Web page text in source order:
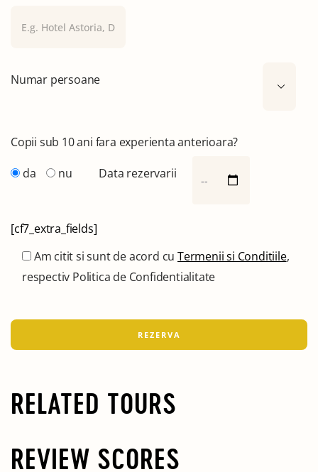
Numar persoane
Copii sub 10 ani fara experienta anterioara?
da
nu Data rezervarii
[cf7_extra_fields]
Am citit si sunt de acord cuTermenii si Conditiile,
respectiv Politica de Confidentialitate
RELATED TOURS
REVIEW SCORES